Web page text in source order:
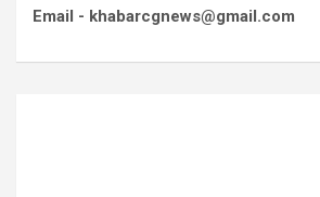
Email - khabarcgnews@gmail.com